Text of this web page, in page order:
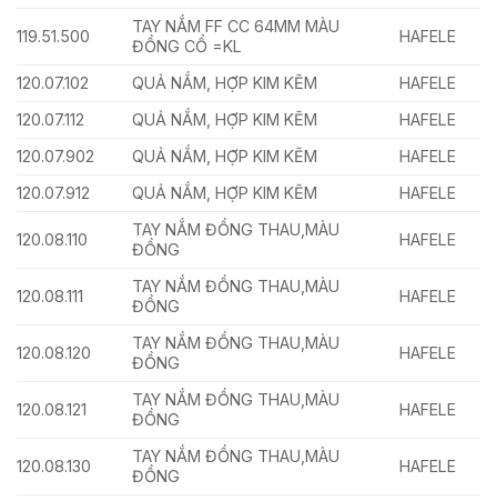
119.51.500
TAY NẮM FF CC 64MM MÀU
ĐỒNG CỔ =KL
HAFELE
120.07.102 QUẢ NẮM, HỢP KIM KẼM
HAFELE
120.07.112
QUẢ NẮM, HỢP KIM KẼM
HAFELE
120.07.902
QUẢ NẮM, HỢP KIM KẼM
HAFELE
120.07.912
QUẢ NẮM, HỢP KIM KẼM HAFELE
120.08.110
TAY NẮM ĐỒNG THAU,MÀU
ĐỒNG
HAFELE
120.08.111
TAY NẮM ĐỒNG THAU,MÀU
ĐỒNG
HAFELE
120.08.120
TAY NẮM ĐỒNG THAU,MÀU
ĐỒNG
HAFELE
120.08.121
TAY NẮM ĐỒNG THAU,MÀU
ĐỒNG
HAFELE
120.08.130
TAY NẮM ĐỒNG THAU,MÀU
ĐỒNG
HAFELE